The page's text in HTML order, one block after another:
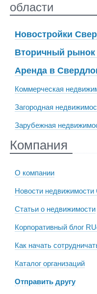
области
Новостройки
Вторичный рынок
Аренда в
Коммерческая
Загородная
Зарубежная
Компания
О компании
Новости недвижимости
Статьи о недвижимости
Корпоративный блог
Как начать
Каталог организаций
Отправить другу